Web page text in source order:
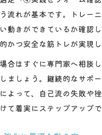
流れが基本です。トレー
動きができているか確認
かつ安全な筋トレが実現し
合はすぐに専門家へ相談
ましょう。継続的なサポ
よって、自己流の失敗や
て着実にステップアップで